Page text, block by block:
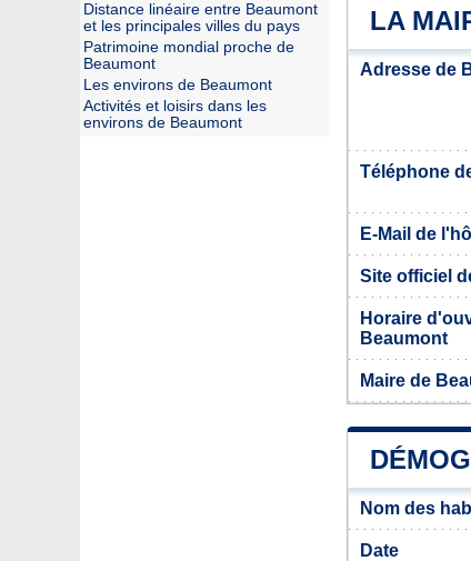
LA
Adresse de
Téléphone
E-Mail de
Site officiel
Horaire
Beaumont
Maire de
Nom des
Date
Distance linéaire entre Beaumont
et les principales villes du pays
Patrimoine mondial proche de
Beaumont
Les environs de Beaumont
Activités et loisirs dans les
environs de Beaumont